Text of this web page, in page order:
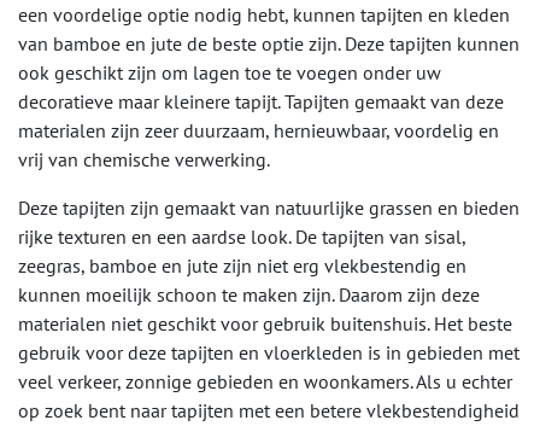
een voordelige optie nodig hebt, kunnen tapijten en kleden
van bamboe en jute de beste optie zijn. Deze tapijten kunnen
ook geschikt zijn om lagen toe te voegen onder uw
decoratieve maar kleinere tapijt. Tapijten gemaakt van deze
materialen zijn zeer duurzaam, hernieuwbaar, voordelig en
vrij van chemische verwerking.
Deze tapijten zijn gemaakt van natuurlijke grassen en bieden
rijke texturen en een aardse look. De tapijten van sisal,
zeegras, bamboe en jute zijn niet erg vlekbestendig en
kunnen moeilijk schoon te maken zijn. Daarom zijn deze
materialen niet geschikt voor gebruik buitenshuis. Het beste
gebruik voor deze tapijten en vloerkleden is in gebieden met
veel verkeer, zonnige gebieden en woonkamers. Als u echter
op zoek bent naar tapijten met een betere vlekbestendigheid